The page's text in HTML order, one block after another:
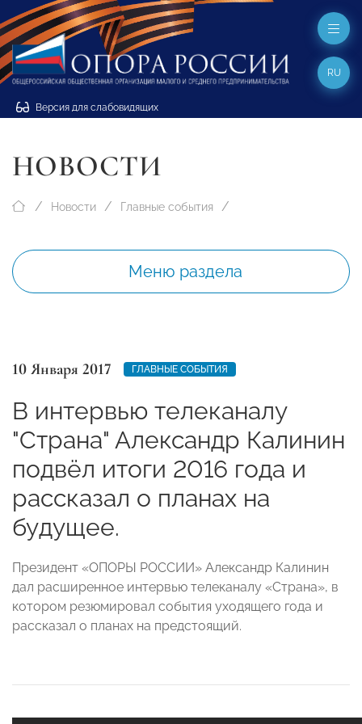
Версия для слабовидящих
RU
НОВОСТИ
Новости Главные события
Меню раздела
10 Января 2017 ГЛАВНЫЕ СОБЫТИЯ
В интервью телеканалу
"Страна" Александр Калинин
подвёл итоги 2016 года и
рассказал о планах на
будущее.
Президент «ОПОРЫ РОССИИ» Александр Калинин
дал расширенное интервью телеканалу «Страна», в
котором резюмировал события уходящего года и
рассказал о планах на предстоящий.